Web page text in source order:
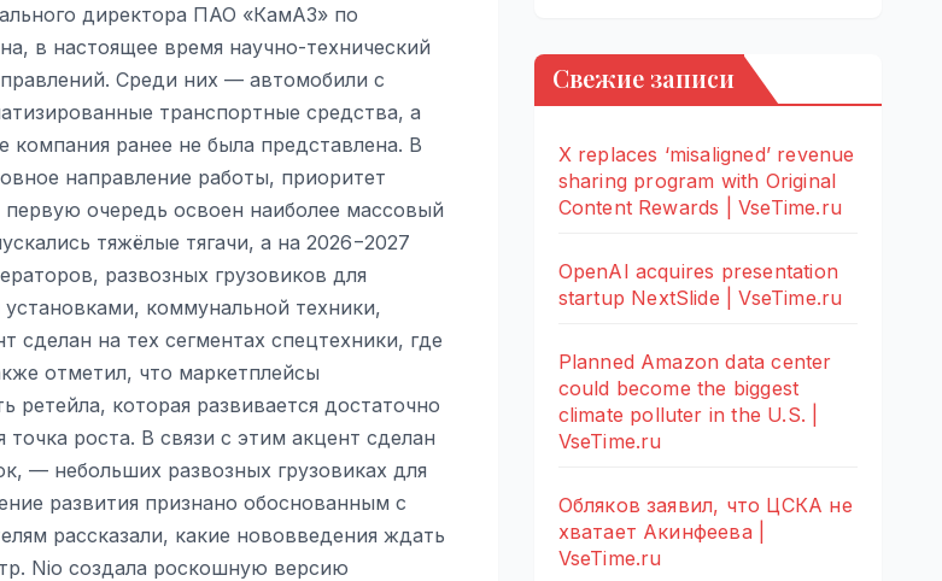
директора ПАО «КамАЗ» по
в настоящее время научно-технический
Среди них — автомобили с
транспортные средства, а
ранее не была представлена. В
направление работы, приоритет
очередь освоен наиболее массовый
тяжёлые тягачи, а на 2026−2027
развозных грузовиков для
коммунальной техники,
на тех сегментах спецтехники, где
отметил, что маркетплейсы
которая развивается достаточно
роста. В связи с этим акцент сделан
— небольших развозных грузовиках для
развития признано обоснованным с
рассказали, какие нововведения ждать
Nio создала роскошную версию
Свежие записи
X replaces ‘misaligned’ revenue
sharing program with Original
Content Rewards | VseTime.ru
OpenAI acquires presentation
startup NextSlide | VseTime.ru
Planned Amazon data center
could become the biggest
climate polluter in the U.S. |
VseTime.ru
Обляков заявил, что ЦСКА не
хватает Акинфеева |
VseTime.ru